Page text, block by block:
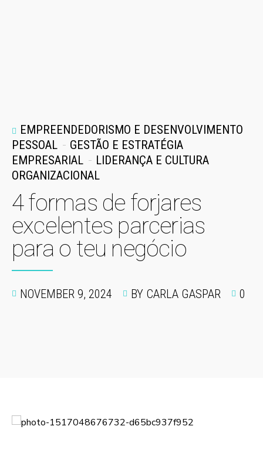
EMPREENDEDORISMO E DESENVOLVIMENTO
PESSOAL
GESTÃO E ESTRATÉGIA
EMPRESARIAL
LIDERANÇA E CULTURA
ORGANIZACIONAL
4 formas de forjares
excelentes parcerias
para o teu negócio
NOVEMBER 9, 2024 BY CARLA GASPAR 0